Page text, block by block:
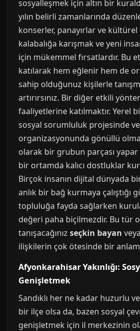
sosyalleşmek için altın bir
yılın belirli zamanlarında
konserler, panayırlar ve
kalabalığa karışmak ve yeni
için mükemmel fırsatlardır. Bu
katılarak hem eğlenir hem de
sahip olduğunuz kişilerle tanışma
artırırsınız. Bir diğer etkili
faaliyetlerine katılmaktır. Yerel
sosyal sorumluluk projesinde
organizasyonunda gönüllü
olarak bir grubun parçası yapar
bir ortamda kalıcı dostluklar
Birçok insanın dijital dünyada
anlık bir bağ kurmaya çalıştığı
topluluğa fayda sağlarken
değeri paha biçilmezdir. Bu tür
tanışacağınız seçkin bayan
ilişkilerin çok ötesinde bir anlam
Afyonkarahisar Yakınlığı:
Genişletmek
Sandıklı her ne kadar huzurlu
bir ilçe olsa da, bazen sosyal
genişletmek için il merkezinin